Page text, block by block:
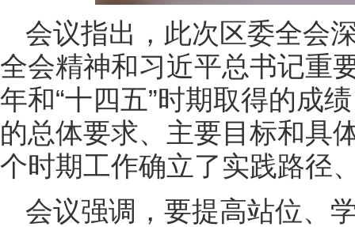
会议指出，此次区委全会
全会精神和习近平总书记重
年和“十四五”时期取得的成
的总体要求、主要目标和具
个时期工作确立了实践路径
会议强调，要提高站位、